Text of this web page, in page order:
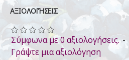
ΑΞΙΟΛΟΓΉΣΕΙΣ
Σύμφωνα με 0 αξιολογήσεις. -
Γράψτε μια αξιολόγηση